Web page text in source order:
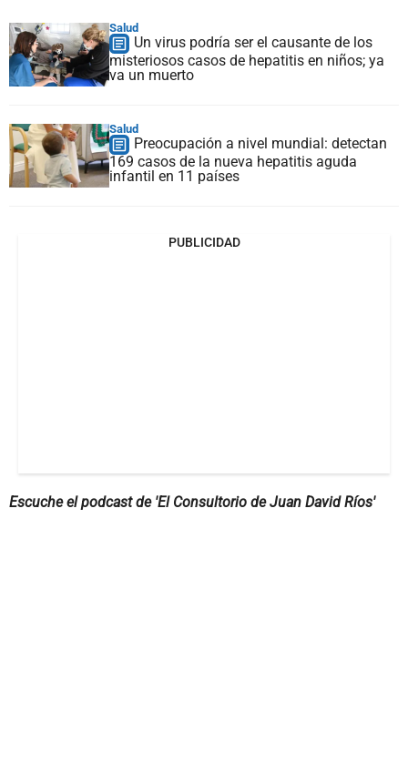
Salud
Un virus podría ser el causante de los
misteriosos casos de hepatitis en niños; ya
va un muerto
Salud
Preocupación a nivel mundial: detectan
169 casos de la nueva hepatitis aguda
infantil en 11 países
PUBLICIDAD
Escuche el podcast de 'El Consultorio de Juan David Ríos'